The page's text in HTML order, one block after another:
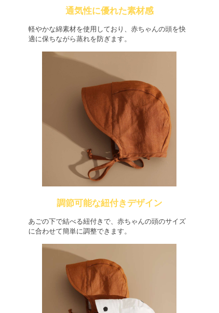
通気性に優れた素材感
軽やかな綿素材を使用しており、赤ちゃんの頭を快
適に保ちながら蒸れを防ぎます。
調節可能な紐付きデザイン
あごの下で結べる紐付きで、赤ちゃんの頭のサイズ
に合わせて簡単に調整できます。